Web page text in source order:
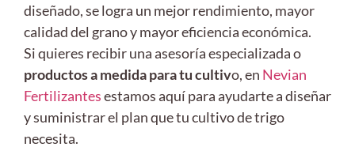
diseñado, se logra un mejor rendimiento, mayor
calidad del grano y mayor eficiencia económica.
Si quieres recibir una asesoría especializada o
productos a medida para tu cultivo, en Nevian
Fertilizantesestamos aquí para ayudarte a diseñar
y suministrar el plan que tu cultivo de trigo
necesita.